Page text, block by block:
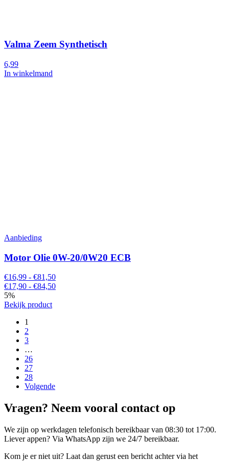
Valma Zeem Synthetisch
6,99
In winkelmand
Aanbieding
Motor Olie 0W-20/0W20 ECB
€16,99 - €81,50
€17,90 - €84,50
5%
Bekijk product
1
2
3
…
26
27
28
Volgende
Vragen? Neem vooral contact op
We zijn op werkdagen telefonisch bereikbaar van 08:30 tot 17:00.
Liever appen? Via WhatsApp zijn we 24/7 bereikbaar.
Kom je er niet uit? Laat dan gerust een bericht achter via het